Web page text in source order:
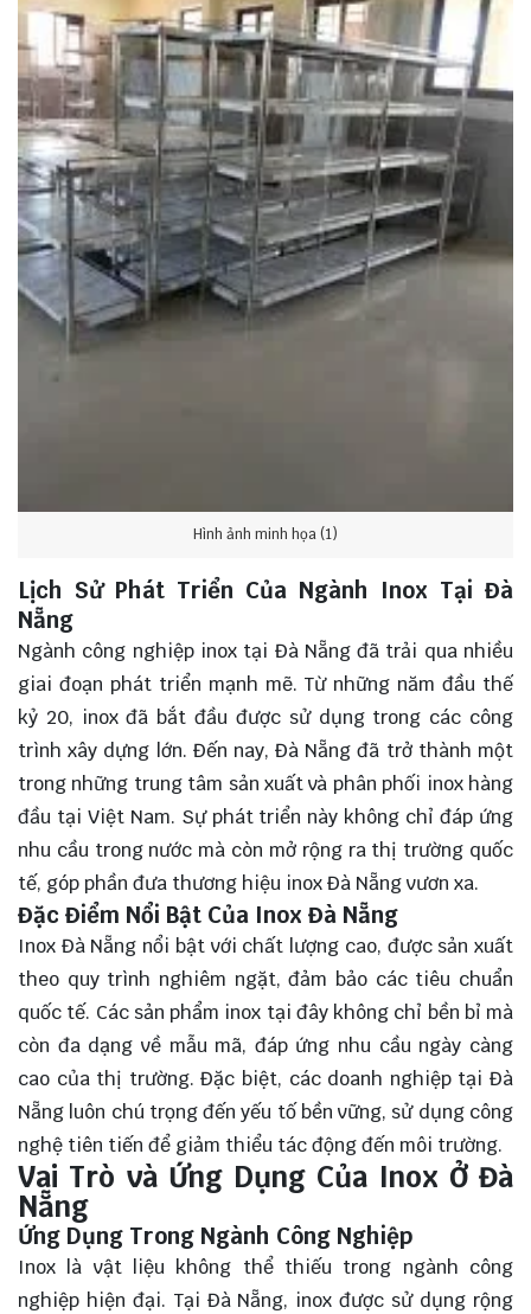
Hình ảnh minh họa (1)
Lịch Sử Phát Triển Của Ngành Inox Tại Đà
Nẵng
Ngành công nghiệp inox tại Đà Nẵng đã trải qua nhiều
giai đoạn phát triển mạnh mẽ. Từ những năm đầu thế
kỷ 20, inox đã bắt đầu được sử dụng trong các công
trình xây dựng lớn. Đến nay, Đà Nẵng đã trở thành một
trong những trung tâm sản xuất và phân phối inox hàng
đầu tại Việt Nam. Sự phát triển này không chỉ đáp ứng
nhu cầu trong nước mà còn mở rộng ra thị trường quốc
tế, góp phần đưa thương hiệu inox Đà Nẵng vươn xa.
Đặc Điểm Nổi Bật Của Inox Đà Nẵng
Inox Đà Nẵng nổi bật với chất lượng cao, được sản xuất
theo quy trình nghiêm ngặt, đảm bảo các tiêu chuẩn
quốc tế. Các sản phẩm inox tại đây không chỉ bền bỉ mà
còn đa dạng về mẫu mã, đáp ứng nhu cầu ngày càng
cao của thị trường. Đặc biệt, các doanh nghiệp tại Đà
Nẵng luôn chú trọng đến yếu tố bền vững, sử dụng công
nghệ tiên tiến để giảm thiểu tác động đến môi trường.
Vai Trò và Ứng Dụng Của Inox Ở Đà
Nẵng
Ứng Dụng Trong Ngành Công Nghiệp
Inox là vật liệu không thể thiếu trong ngành công
nghiệp hiện đại. Tại Đà Nẵng, inox được sử dụng rộng